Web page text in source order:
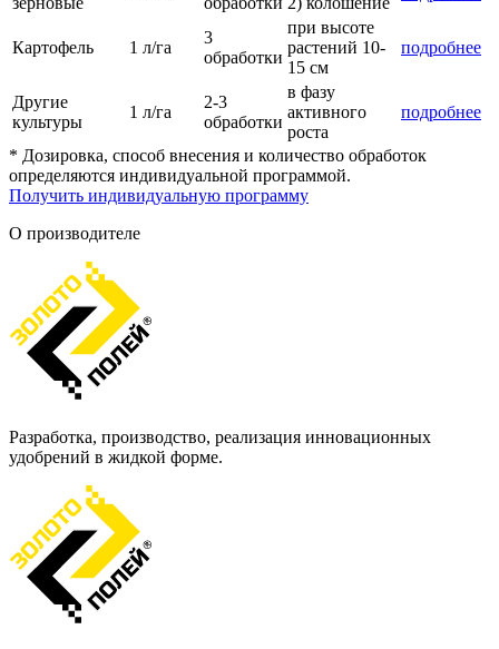
Картофель 1 л/га
3
обработки
при высоте
растений 10-
15 см
подробнее
Другие
культуры
1 л/га
2-3
обработки
в фазу
активного
роста
подробнее
* Дозировка, способ внесения и количество обработок
определяются индивидуальной программой.
Получить индивидуальную программу
О производителе
Разработка, производство, реализация инновационных
удобрений в жидкой форме.